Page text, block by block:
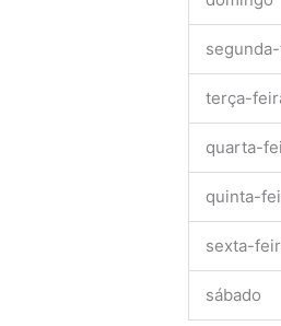
terça-
quarta-
quinta-
sexta-
sábado